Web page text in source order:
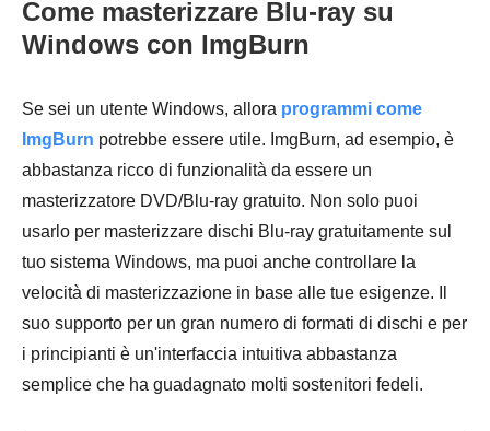
Come masterizzare Blu-ray su
Windows con ImgBurn
Se sei un utente Windows, allora programmi come
ImgBurn potrebbe essere utile. ImgBurn, ad esempio, è
abbastanza ricco di funzionalità da essere un
masterizzatore DVD/Blu-ray gratuito. Non solo puoi
usarlo per masterizzare dischi Blu-ray gratuitamente sul
tuo sistema Windows, ma puoi anche controllare la
velocità di masterizzazione in base alle tue esigenze. Il
suo supporto per un gran numero di formati di dischi e per
i principianti è un'interfaccia intuitiva abbastanza
semplice che ha guadagnato molti sostenitori fedeli.